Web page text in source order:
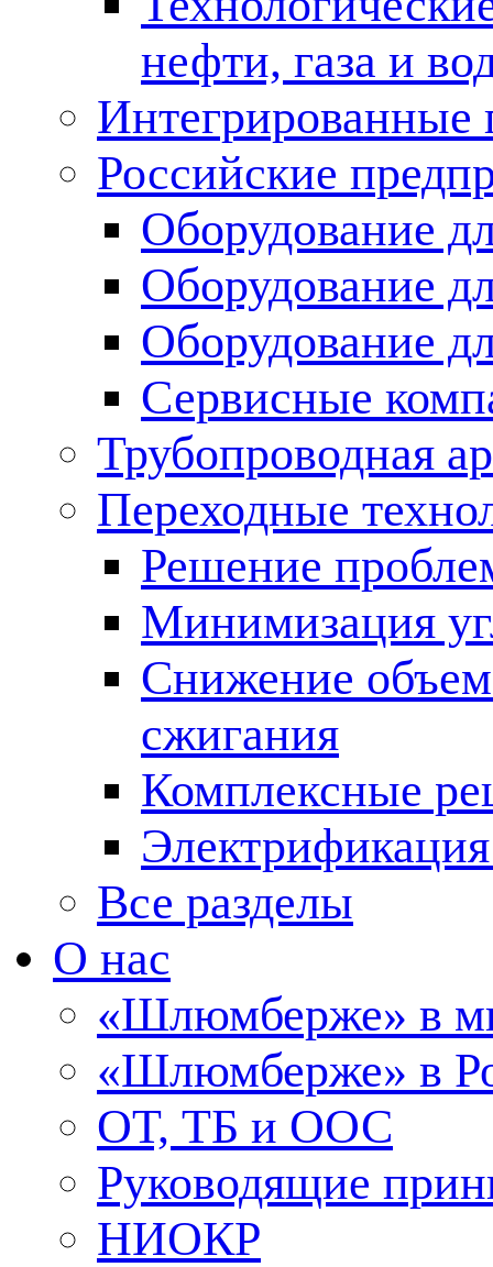
нефти, газа и
Российские
Оборудование
Оборудование
Оборудование
Сервисные
Трубопроводная
Переходные
Решение
Минимизация
Снижение
сжигания
Комплексные
Все разделы
О нас
«Шлюмберже» в
«Шлюмберже» в
ОТ, ТБ и ООС
Руководящие
НИОКР